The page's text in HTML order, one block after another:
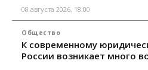
08 августа 2026, 18:00
Общество
К современному
России возникает много